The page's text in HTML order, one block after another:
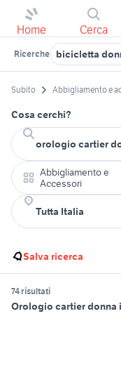
Home Cerca
Ricerche bicicletta
Subito Abbigliamento e
Cosa cerchi?
Abbigliamento e
Accessori
Salva ricerca
74 risultati
Orologio cartier donna